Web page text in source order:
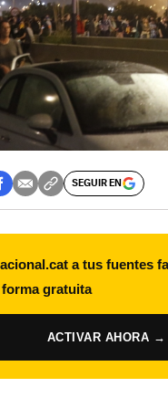
SEGUIR EN
a tus fuentes
gratuita
ACTIVAR AHORA →